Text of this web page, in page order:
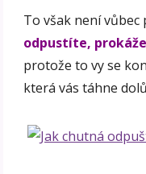
To však není
odpustíte,
protože to vy se
která vás táhne